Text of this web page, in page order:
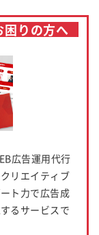
困りの方へ
広告運用代行
リエイティブ
ト力で広告成
るサービスで